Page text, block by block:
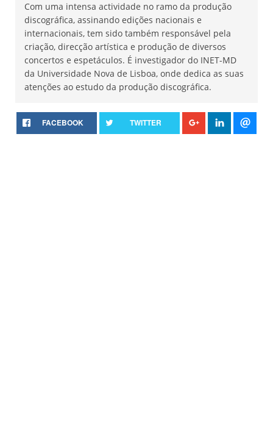
Com uma intensa actividade no ramo da produção
discográfica, assinando edições nacionais e
internacionais, tem sido também responsável pela
criação, direcção artística e produção de diversos
concertos e espetáculos. É investigador do INET-MD
da Universidade Nova de Lisboa, onde dedica as suas
atenções ao estudo da produção discográfica.
FACEBOOK TWITTER